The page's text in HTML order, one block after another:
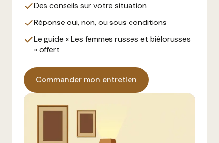
Des conseils sur votre situation
Réponse oui, non, ou sous conditions
Le guide « Les femmes russes et biélorusses
» offert
Commander mon entretien